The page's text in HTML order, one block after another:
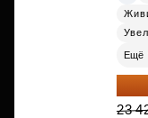
Ещё
20
23